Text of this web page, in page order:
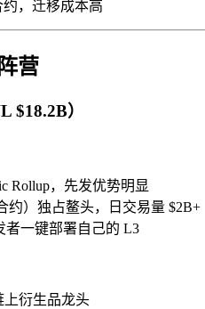
，迁移成本高
营
$18.2B）
Rollup，先发优势明显
约）独占鳌头，日交易量 $2B+
者一键部署自己的 L3
衍生品龙头